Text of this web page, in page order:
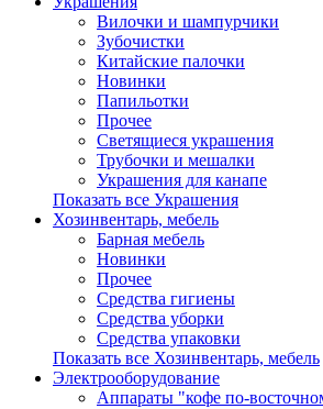
Вилочки и шампурчики
Зубочистки
Китайские палочки
Новинки
Папильотки
Прочее
Светящиеся украшения
Трубочки и мешалки
Украшения для канапе
Показать все Украшения
Хозинвентарь, мебель
Барная мебель
Новинки
Прочее
Средства гигиены
Средства уборки
Средства упаковки
Показать все Хозинвентарь, мебель
Электрооборудование
Аппараты "кофе по-